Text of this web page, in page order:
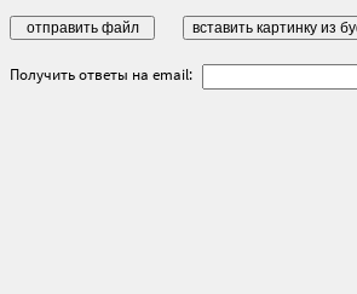
Получить ответы на email: